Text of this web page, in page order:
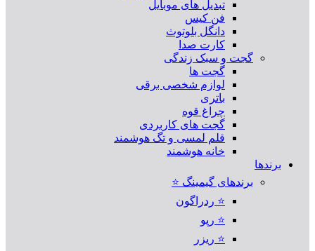
تبدیل های موبایل
فن کیس
دانگل بلوتوث
کارت صدا
گجت و سبک زندگی
گجت ها
لوازم شخصی برقی
باتری
چراغ قوه
گجت های کاربردی
قلم لمسی و تگ هوشمند
خانه هوشمند
برندها
برندهای گیمینگ ⭐
⭐ ردراگون
⭐ رپو
⭐ ریزر